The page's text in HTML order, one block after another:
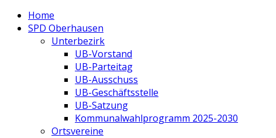
Home
SPD Oberhausen
Unterbezirk
UB-Vorstand
UB-Parteitag
UB-Ausschuss
UB-Geschäftsstelle
UB-Satzung
Kommunalwahlprogramm 2025-2030
Ortsvereine